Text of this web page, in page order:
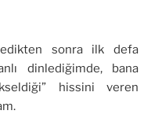
sonra ilk defa
dinlediğimde, bana
hissini veren